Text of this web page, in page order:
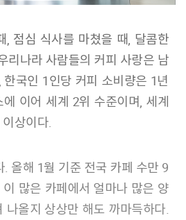
리나라 사람들의 커피 사랑은 남
국인 1인당 커피 소비량은 1년
이어 세계 2위 수준이며, 세계
상이다.
많은 카페에서 얼마나 많은 양
나올지 상상만 해도 까마득하다.